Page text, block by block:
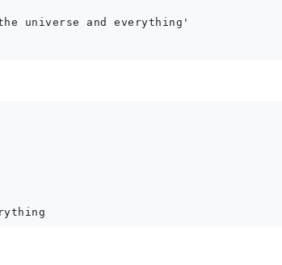
universe and everything'